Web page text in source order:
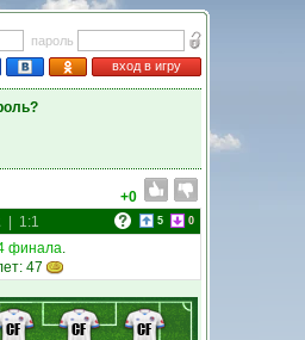
пароль
вход в игру
+0
| 1:1 5 0
финала.
47
CF CF CF